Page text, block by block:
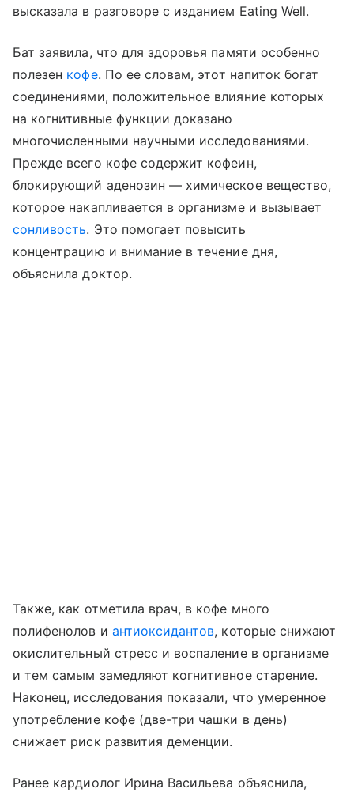
высказала в разговоре с изданием Eating Well.
Бат заявила, что для здоровья памяти особенно
полезен кофе. По ее словам, этот напиток богат
соединениями, положительное влияние которых
на когнитивные функции доказано
многочисленными научными исследованиями.
Прежде всего кофе содержит кофеин,
блокирующий аденозин — химическое вещество,
которое накапливается в организме и вызывает
сонливость. Это помогает повысить
концентрацию и внимание в течение дня,
объяснила доктор.
Также, как отметила врач, в кофе много
полифенолов и антиоксидантов, которые снижают
окислительный стресс и воспаление в организме
и тем самым замедляют когнитивное старение.
Наконец, исследования показали, что умеренное
употребление кофе (две-три чашки в день)
снижает риск развития деменции.
Ранее кардиолог Ирина Васильева объяснила,